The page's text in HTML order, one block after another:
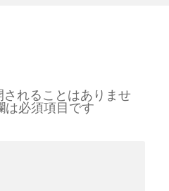
れることはありませ
は必須項目です